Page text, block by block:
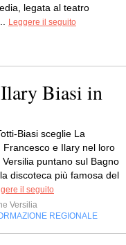
legata al teatro
Leggere il seguito
Biasi in
Biasi sceglie La
Francesco e Ilary nel loro
puntano sul Bagno
discoteca più famosa del
il seguito
Versilia
REGIONALE